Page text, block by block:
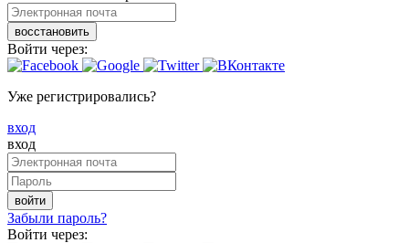
восстановить
Войти через:
Уже регистрировались?
вход
вход
войти
Забыли пароль?
Войти через: